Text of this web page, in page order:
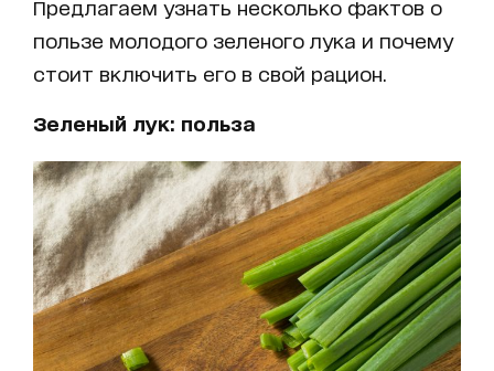
Предлагаем узнать несколько фактов о
пользе молодого зеленого лука и почему
стоит включить его в свой рацион.
Зеленый лук: польза